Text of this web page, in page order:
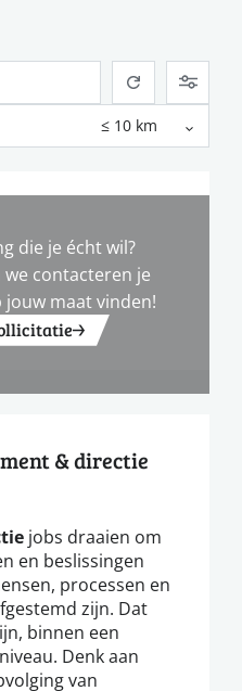
die je écht wil?
contacteren je
jouw maat vinden!
& directie
jobs draaien om
en beslissingen
processen en
zijn. Dat
binnen een
Denk aan
van